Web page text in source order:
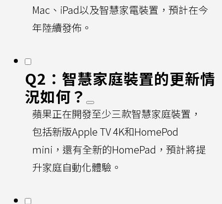
Mac、iPad以及智慧家電裝置，預計在今
年陸續發佈。
Q2：智慧家庭裝置的更新情
況如何？
蘋果正在開發至少三款智慧家庭裝置，
包括新版Apple TV 4K和HomePod
mini，還有全新的HomePad，預計將提
升家庭自動化體驗。